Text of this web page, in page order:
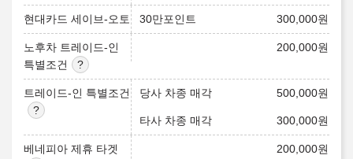
현대카드 세이브-오토 30만포인트 300,000원
노후차 트레이드-인
특별조건
200,000원
트레이드-인 특별조건 당사 차종 매각 500,000원
타사 차종 매각 300,000원
베네피아 제휴 타겟 200,000원